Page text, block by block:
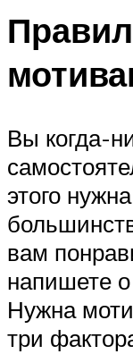
Вы когда-
этого
вам
напишете
Нужна
три